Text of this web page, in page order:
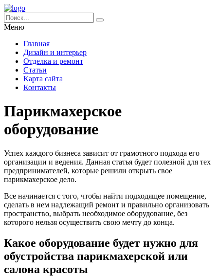
Меню
Главная
Дизайн и интерьер
Отделка и ремонт
Статьи
Карта сайта
Контакты
Парикмахерское
оборудование
Успех каждого бизнеса зависит от грамотного подхода его
организации и ведения. Данная статья будет полезной для тех
предпринимателей, которые решили открыть свое
парикмахерское дело.
Все начинается с того, чтобы найти подходящее помещение,
сделать в нем надлежащий ремонт и правильно организовать
пространство, выбрать необходимое оборудование, без
которого нельзя осуществить свою мечту до конца.
Какое оборудование будет нужно для
обустройства парикмахерской или
салона красоты